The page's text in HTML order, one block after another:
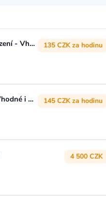
ÚKLIDOVÝ PRACOVNÍK/CE, Pelhřimov - zdravotnické zařízení - Vhodné i pro OZP 135 CZK za hodinu
ÚKLIDOVÝ PRACOVNÍK/CE, Liberec - výrobní prostory - Vhodné i pro OZP 145 CZK za hodinu
4 500 CZK